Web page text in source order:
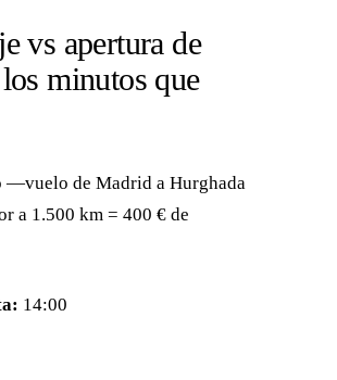
vs apertura de
minutos que
—vuelo de Madrid a Hurghada
a 1.500 km = 400 € de
14:00